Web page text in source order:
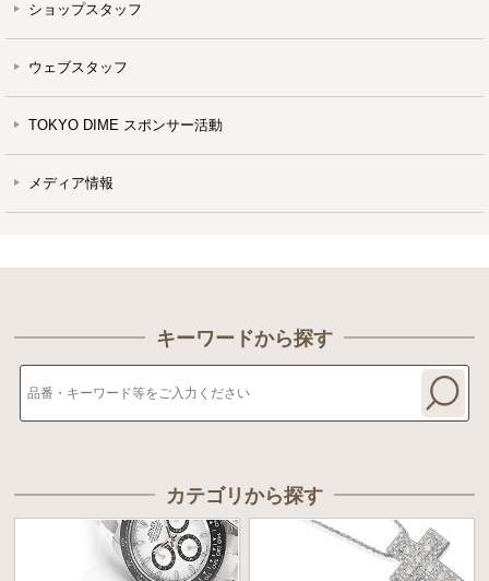
ショップスタッフ
ウェブスタッフ
TOKYO DIME スポンサー活動
メディア情報
キーワードから探す
カテゴリから探す